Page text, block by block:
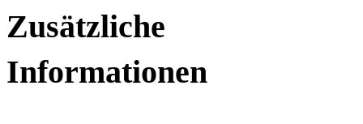
Zusätzliche
Informationen